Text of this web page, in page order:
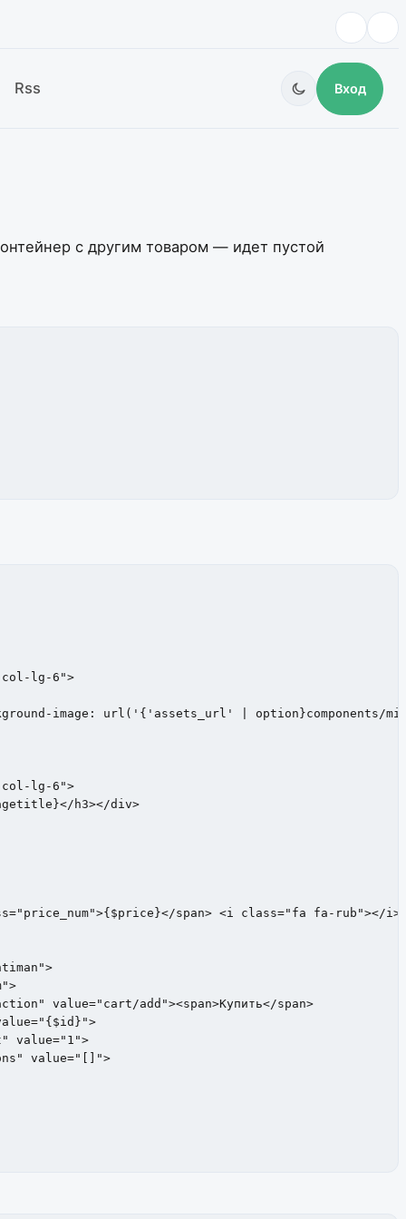
Rss Вход
с другим товаром — идет пустой
lg-6">
lg-6">